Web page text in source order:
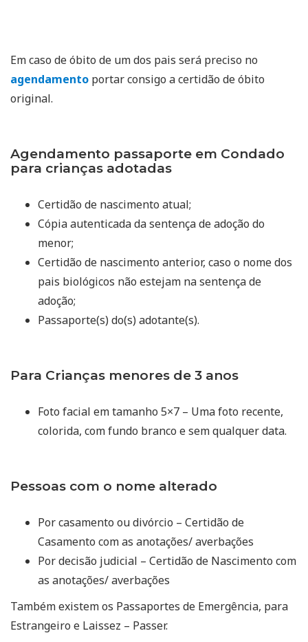
Em caso de óbito de um dos pais será preciso no
agendamento portar consigo a certidão de óbito
original.
Agendamento passaporte em Condado
para crianças adotadas
Certidão de nascimento atual;
Cópia autenticada da sentença de adoção do
menor;
Certidão de nascimento anterior, caso o nome dos
pais biológicos não estejam na sentença de
adoção;
Passaporte(s) do(s) adotante(s).
Para Crianças menores de 3 anos
Foto facial em tamanho 5×7 – Uma foto recente,
colorida, com fundo branco e sem qualquer data.
Pessoas com o nome alterado
Por casamento ou divórcio – Certidão de
Casamento com as anotações/ averbações
Por decisão judicial – Certidão de Nascimento com
as anotações/ averbações
Também existem os Passaportes de Emergência, para
Estrangeiro e Laissez – Passer.